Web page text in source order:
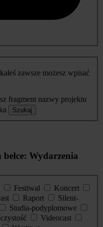
zawsze możesz wpisać
fragment nazwy projektu
Szukaj
Wydarzenia
Festiwal
Koncert
Raport
Silent-
Studia-podyplomowe
Videocast